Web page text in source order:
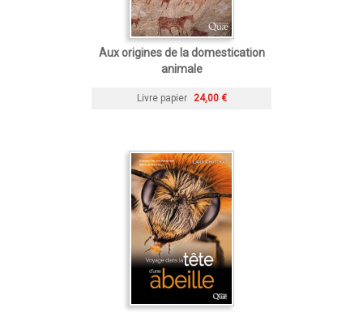
Aux origines de la domestication
animale
Livre papier 24,00 €